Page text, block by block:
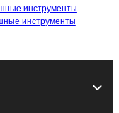
инструменты
инструменты